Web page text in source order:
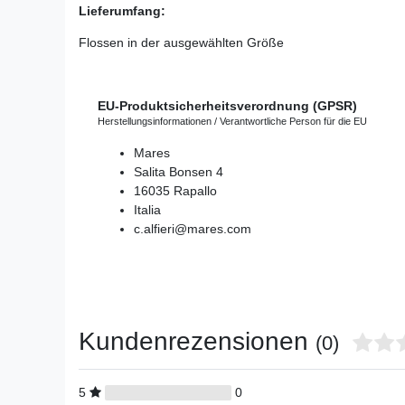
Lieferumfang:
Flossen in der ausgewählten Größe
EU-Produktsicherheitsverordnung (GPSR)
Herstellungsinformationen / Verantwortliche Person für die EU
Mares
Salita Bonsen 4
16035 Rapallo
Italia
c.alfieri@mares.com
Kundenrezensionen (0)
5
0